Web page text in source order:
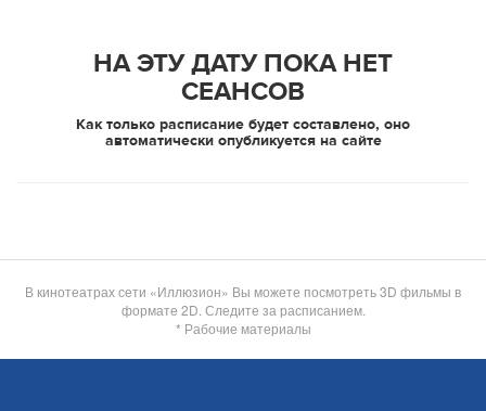
НА ЭТУ ДАТУ ПОКА НЕТ
СЕАНСОВ
Как только расписание будет составлено, оно
автоматически опубликуется на сайте
В кинотеатрах сети «Иллюзион» Вы можете посмотреть 3D фильмы в
формате 2D. Следите за расписанием.
* Рабочие материалы